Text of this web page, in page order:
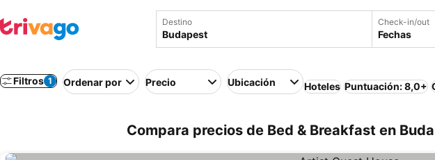
Destino Check-in/out
Fechas
Filtros 1 Ordenar por Precio Ubicación Hoteles Puntuación: 8,0+
Compara precios de Bed & Breakfast en